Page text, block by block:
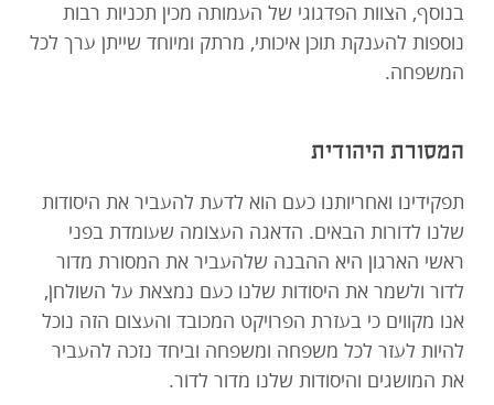
בנוסף, הצוות הפדגוגי של העמותה מכין תכניות רבות
נוספות להענקת תוכן איכותי, מרתק ומיוחד שייתן ערך לכל
המשפחה.
המסורת היהודית
תפקידינו ואחריותנו כעם הוא לדעת להעביר את היסודות
שלנו לדורות הבאים. הדאגה העצומה שעומדת בפני
ראשי הארגון היא ההבנה שלהעביר את המסורת מדור
לדור ולשמר את היסודות שלנו כעם נמצאת על השולחן,
אנו מקווים כי בעזרת הפרויקט המכובד והעצום הזה נוכל
להיות לעזר לכל משפחה ומשפחה וביחד נזכה להעביר
את המושגים והיסודות שלנו מדור לדור.